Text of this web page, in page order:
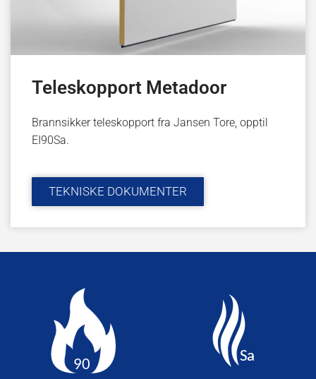
Teleskopport Metadoor
Brannsikker teleskopport fra Jansen Tore, opptil
EI90Sa.
TEKNISKE DOKUMENTER